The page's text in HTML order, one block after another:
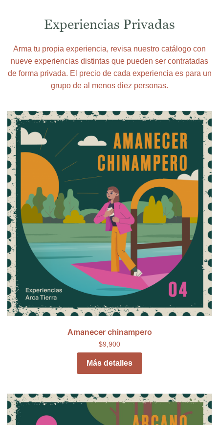
Experiencias Privadas
Arma tu propia experiencia, revisa nuestro catálogo con
nueve experiencias distintas que pueden ser contratadas
de forma privada. El precio de cada experiencia es para un
grupo de al menos diez personas.
Amanecer chinampero
$9,900
Más detalles